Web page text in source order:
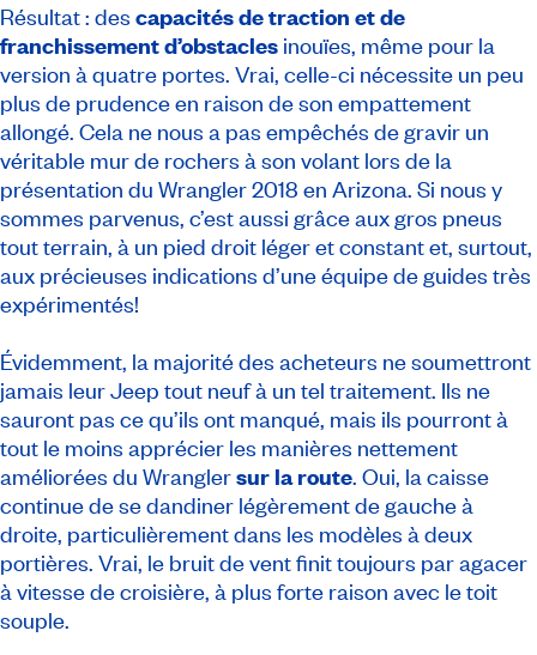
Résultat : des capacités de traction et de
franchissement d’obstacles inouïes, même pour la
version à quatre portes. Vrai, celle-ci nécessite un peu
plus de prudence en raison de son empattement
allongé. Cela ne nous a pas empêchés de gravir un
véritable mur de rochers à son volant lors de la
présentation du Wrangler 2018 en Arizona. Si nous y
sommes parvenus, c’est aussi grâce aux gros pneus
tout terrain, à un pied droit léger et constant et, surtout,
aux précieuses indications d’une équipe de guides très
expérimentés!
Évidemment, la majorité des acheteurs ne soumettront
jamais leur Jeep tout neuf à un tel traitement. Ils ne
sauront pas ce qu’ils ont manqué, mais ils pourront à
tout le moins apprécier les manières nettement
améliorées du Wranglersur la route. Oui, la caisse
continue de se dandiner légèrement de gauche à
droite, particulièrement dans les modèles à deux
portières. Vrai, le bruit de vent finit toujours par agacer
à vitesse de croisière, à plus forte raison avec le toit
souple.